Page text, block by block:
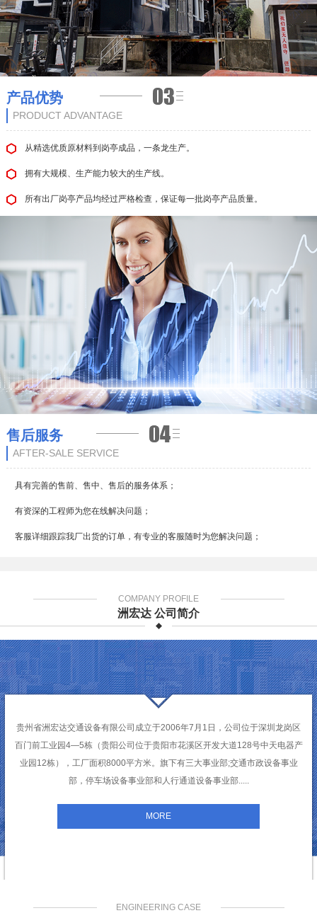
产品优势
PRODUCT ADVANTAGE
从精选优质原材料到岗亭成品，一条龙生产。
拥有大规模、生产能力较大的生产线。
所有出厂岗亭产品均经过严格检查，保证每一批岗亭产品质量。
售后服务
AFTER-SALE SERVICE
具有完善的售前、售中、售后的服务体系；
有资深的工程师为您在线解决问题；
客服详细跟踪我厂出货的订单，有专业的客服随时为您解决问题；
COMPANY PROFILE
洲宏达 公司简介
贵州省洲宏达交通设备有限公司成立于2006年7月1日，公司位于深圳龙岗区
百门前工业园4—5栋（贵阳公司位于贵阳市花溪区开发大道128号中天电器产
业园12栋），工厂面积8000平方米。旗下有三大事业部;交通市政设备事业
部，停车场设备事业部和人行通道设备事业部.....
MORE
ENGINEERING CASE